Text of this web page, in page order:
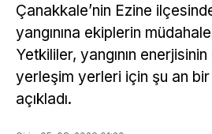
Çanakkale’nin Ezine
yangınına ekiplerin
Yetkililer, yangının
yerleşim yerleri için şu an bir
açıkladı.